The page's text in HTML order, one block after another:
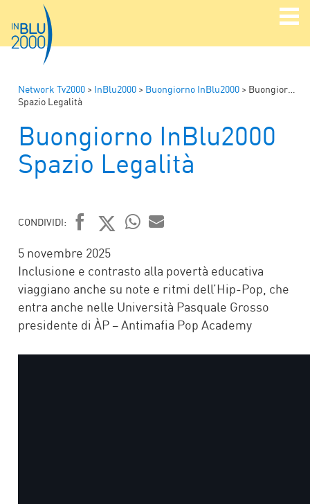
Network Tv2000 > InBlu2000 > Buongiorno InBlu2000 > Buongiorno InBlu2000
Spazio Legalità
Buongiorno InBlu2000
Spazio Legalità
CONDIVIDI:
FACEBOOK
TWITTER
5 novembre 2025
Inclusione e contrasto alla povertà educativa
viaggiano anche su note e ritmi dell’Hip-Pop, che
entra anche nelle Università Pasquale Grosso
presidente di ÀP – Antimafia Pop Academy